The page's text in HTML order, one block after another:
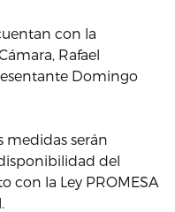
con la
Rafael
Domingo
medidas serán
del
con la Ley PROMESA